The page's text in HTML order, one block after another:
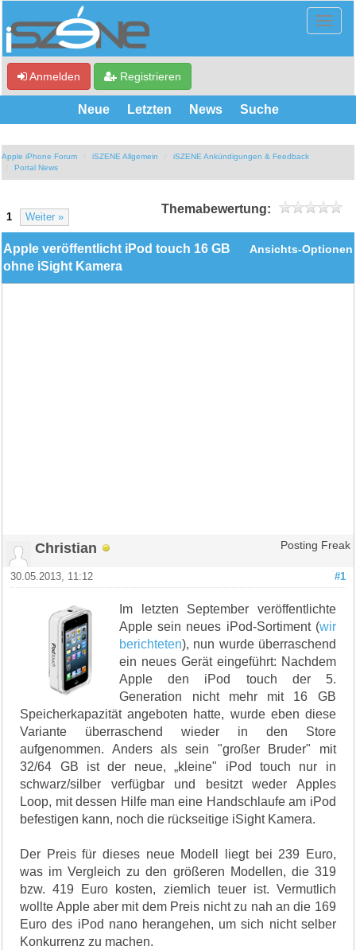
Anmelden Registrieren
Neue Letzten News Suche
Apple iPhone Forum iSZENE Allgemein
iSZENE Ankündigungen & Feedback
Portal News
1 Weiter »
Themabewertung:
Ansichts-Optionen
Apple veröffentlicht iPod touch 16 GB
ohne iSight Kamera
Christian Posting Freak
#1
30.05.2013, 11:12
Im letzten September veröffentlichte
Apple sein neues iPod-Sortiment (wir
berichteten), nun wurde überraschend
ein neues Gerät eingeführt: Nachdem
Apple den iPod touch der 5.
Generation nicht mehr mit 16 GB
Speicherkapazität angeboten hatte, wurde eben diese
Variante überraschend wieder in den Store
aufgenommen. Anders als sein "großer Bruder" mit
32/64 GB ist der neue, „kleine" iPod touch nur in
schwarz/silber verfügbar und besitzt weder Apples
Loop, mit dessen Hilfe man eine Handschlaufe am iPod
befestigen kann, noch die rückseitige iSight Kamera.
Der Preis für dieses neue Modell liegt bei 239 Euro,
was im Vergleich zu den größeren Modellen, die 319
bzw. 419 Euro kosten, ziemlich teuer ist. Vermutlich
wollte Apple aber mit dem Preis nicht zu nah an die 169
Euro des iPod nano herangehen, um sich nicht selber
Konkurrenz zu machen.